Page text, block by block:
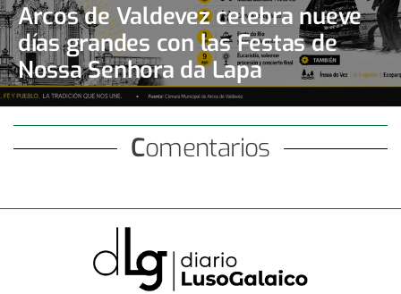
Arcos de Valdevez celebra nueve
días grandes con las Festas de
Nossa Senhora da Lapa
Comentarios